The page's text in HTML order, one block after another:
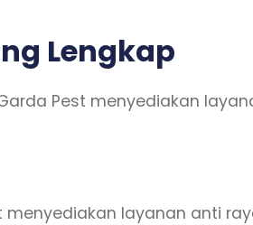
Lengkap
Pest menyediakan
layanan anti